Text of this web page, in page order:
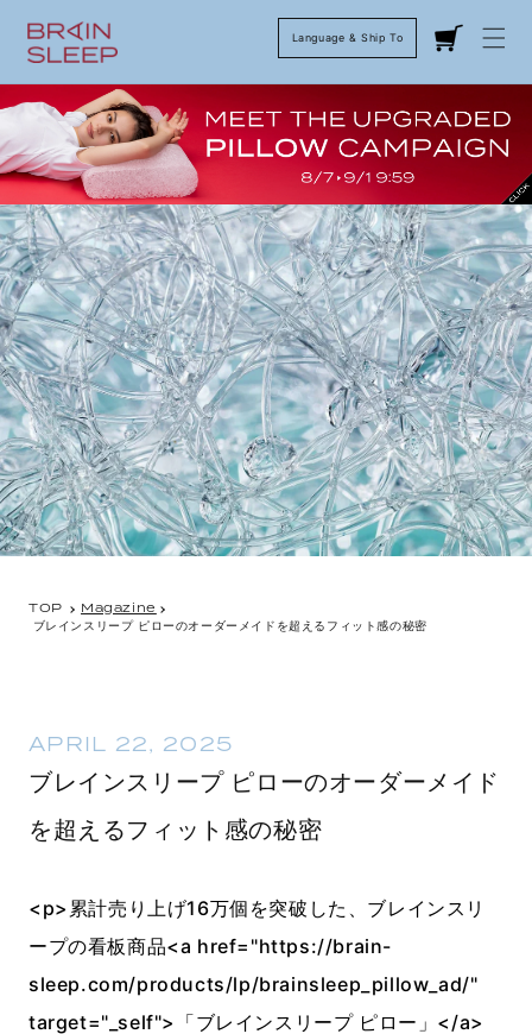
Language & Ship To
TOP
Magazine
ブレインスリープ ピローのオーダーメイドを超えるフィット感の秘密
APRIL 22, 2025
ブレインスリープ ピローのオーダーメイド
を超えるフィット感の秘密
<p>累計売り上げ16万個を突破した、ブレインスリ
ープの看板商品<a href="https://brain-
sleep.com/products/lp/brainsleep_pillow_ad/"
target="_self">「ブレインスリープ ピロー」</a>